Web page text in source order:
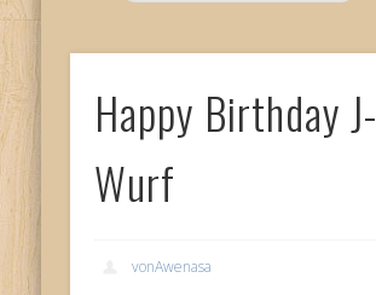
Happy Birthday J-
Wurf
vonAwenasa